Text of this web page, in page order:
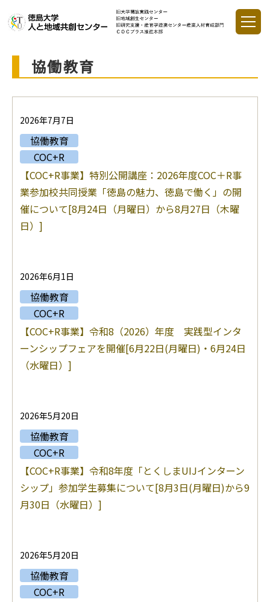
協働教育
2026年7月7日
協働教育
COC+R
【COC+R事業】特別公開講座：2026年度COC＋R事
業参加校共同授業「徳島の魅力、徳島で働く」の開
催について[8月24日（月曜日）から8月27日（木曜
日）]
2026年6月1日
協働教育
COC+R
【COC+R事業】令和8（2026）年度 実践型インタ
ーンシップフェアを開催[6月22日(月曜日)・6月24日
（水曜日）]
2026年5月20日
協働教育
COC+R
【COC+R事業】令和8年度「とくしまUIJインターン
シップ」参加学生募集について[8月3日(月曜日)から9
月30日（水曜日）]
2026年5月20日
協働教育
COC+R